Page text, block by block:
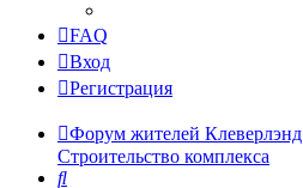
FAQ
Вход
Регистрация
Форум жителей Клеверлэнд
Строительство комплекса
Поиск